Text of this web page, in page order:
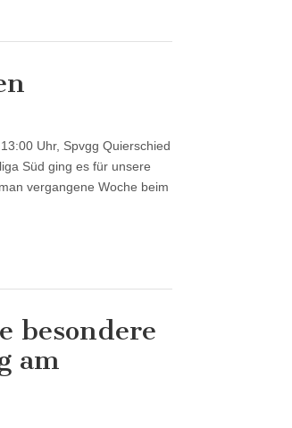
Uhr, Spvgg Quierschied
Süd ging es für unsere
vergangene Woche beim
besondere
am